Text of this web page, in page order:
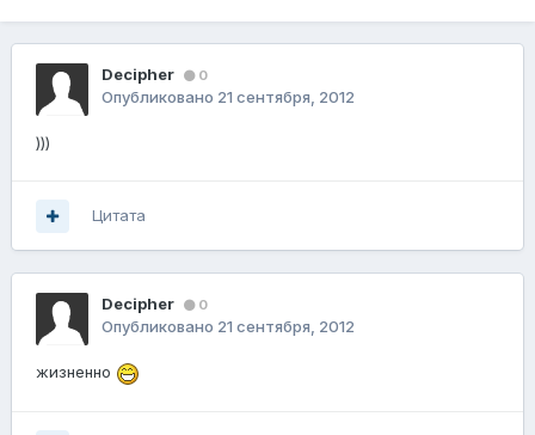
Decipher 0
Опубликовано 21 сентября, 2012
)))
Цитата
Decipher 0
Опубликовано 21 сентября, 2012
жизненно